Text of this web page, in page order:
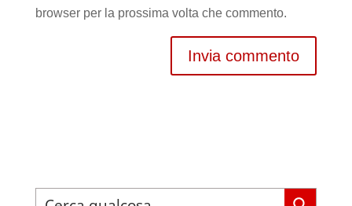
browser per la prossima volta che commento.